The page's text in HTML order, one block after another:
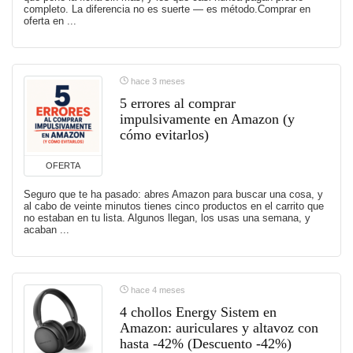
completo. La diferencia no es suerte — es método.Comprar en
oferta en ...
OFERTA
hace 3 meses
5 errores al comprar
impulsivamente en Amazon (y
cómo evitarlos)
Seguro que te ha pasado: abres Amazon para buscar una cosa, y
al cabo de veinte minutos tienes cinco productos en el carrito que
no estaban en tu lista. Algunos llegan, los usas una semana, y
acaban ...
hace 4 meses
4 chollos Energy Sistem en
Amazon: auriculares y altavoz con
hasta -42% (Descuento -42%)